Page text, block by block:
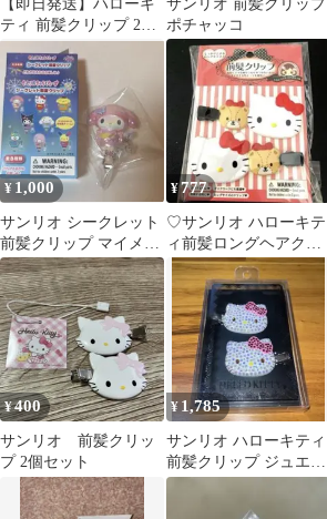
【即日発送】ハローキ
ティ 前髪クリップ 2個
セット サンリオ
サンリオ 前髪クリップ
ポチャッコ
¥ 1,000
サンリオ シークレット
前髪クリップ マイメロ
ディ
¥777
♡サンリオ ハローキテ
ィ前髪ロングヘアクリ
ップ ♡
¥400
サンリオ 前髪クリッ
プ 2個セット
¥ 1,785
サンリオ ハローキティ
前髪クリップ ジュエル
デコ 新品未使用未開